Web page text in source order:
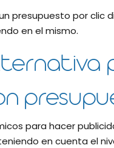
presupuesto por clic
en el mismo.
para hacer
en cuenta el